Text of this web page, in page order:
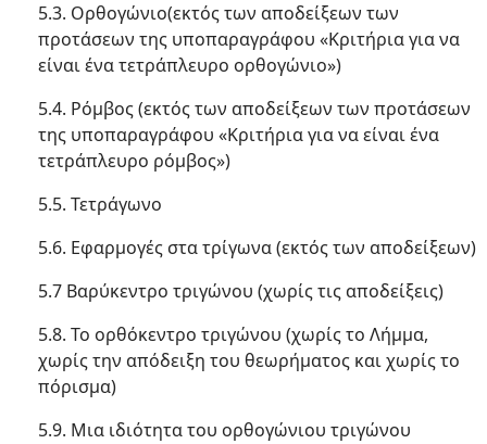
5.3. Ορθογώνιο(εκτός των αποδείξεων των
προτάσεων της υποπαραγράφου «Κριτήρια για να
είναι ένα τετράπλευρο ορθογώνιο»)
5.4. Ρόμβος (εκτός των αποδείξεων των προτάσεων
της υποπαραγράφου «Κριτήρια για να είναι ένα
τετράπλευρο ρόμβος»)
5.5. Τετράγωνο
5.6. Εφαρμογές στα τρίγωνα (εκτός των αποδείξεων)
5.7 Βαρύκεντρο τριγώνου (χωρίς τις αποδείξεις)
5.8. Το ορθόκεντρο τριγώνου (χωρίς το Λήμμα,
χωρίς την απόδειξη του θεωρήματος και χωρίς το
πόρισμα)
5.9. Μια ιδιότητα του ορθογώνιου τριγώνου